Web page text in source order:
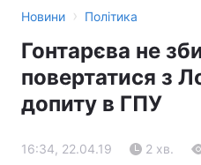
Новини › Політика
Гонтарєва не
повертатися з
допиту в ГПУ
16:34, 22.04.19 2 хв.